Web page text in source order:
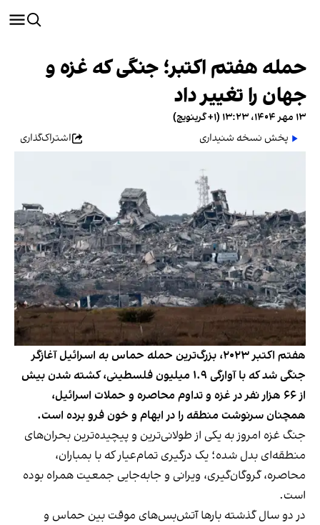
حمله هفتم اکتبر؛ جنگی که غزه و
جهان را تغییر داد
۱۳ مهر ۱۴۰۴، ۱۳:۲۳ (‎+۱ گرینویچ)
پخش نسخه شنیداری
اشتراک‌گذاری
هفتم اکتبر ۲۰۲۳، بزرگ‌ترین حمله حماس به اسرائیل آغازگر
جنگی شد که با آوارگی ۱.۹ میلیون فلسطینی، کشته شدن بیش
از ۶۶ هزار نفر در غزه و تداوم محاصره و حملات اسرائیل،
همچنان سرنوشت منطقه را در ابهام و خون فرو برده است.
جنگ غزه امروز به یکی از طولانی‌ترین و پیچیده‌ترین بحران‌های
منطقه‌ای بدل شده؛ یک درگیری‌ تمام‌عیار که با بمباران‌،
محاصره، گروگان‌گیری، ویرانی و جابه‌جایی جمعیت همراه بوده
است.
در دو سال گذشته بارها آتش‌بس‌های موقت بین حماس و